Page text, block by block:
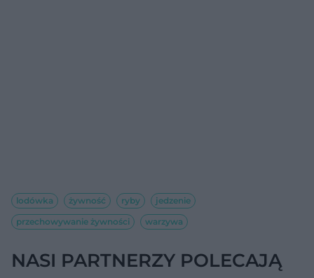
lodówka żywność ryby
jedzenie
przechowywanie żywności
warzywa
NASI PARTNERZY POLECAJĄ